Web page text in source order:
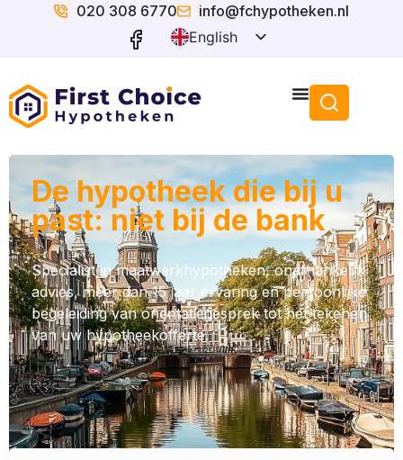
020 308 6770
info@fchypotheken.nl
English
De hypotheek die bij u
past: niet bij de bank
Specialist in maatwerkhypotheken, onafhankelijk
advies, meer dan 15 jaar ervaring en persoonlijke
begeleiding van oriëntatiegesprek tot het tekenen
van uw hypotheekofferte.